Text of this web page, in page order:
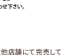
店舗にて完売して